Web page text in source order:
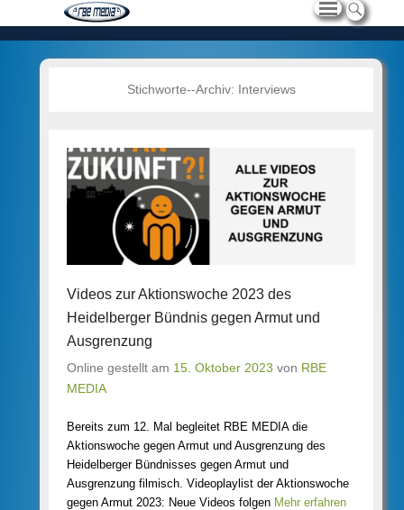
Stichworte--Archiv: Interviews
Videos zur Aktionswoche 2023 des
Heidelberger Bündnis gegen Armut und
Ausgrenzung
Online gestellt am 15. Oktober 2023 von RBE
MEDIA
Bereits zum 12. Mal begleitet RBE MEDIA die
Aktionswoche gegen Armut und Ausgrenzung des
Heidelberger Bündnisses gegen Armut und
Ausgrenzung filmisch. Videoplaylist der Aktionswoche
gegen Armut 2023: Neue Videos folgen Mehr erfahren